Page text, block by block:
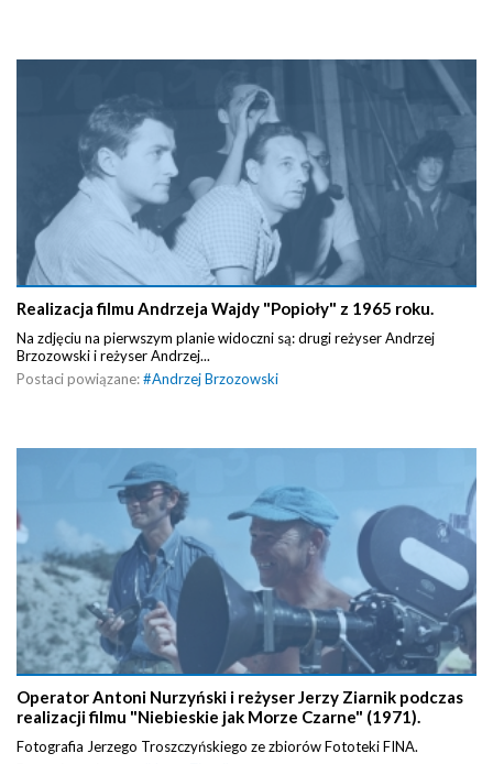
Realizacja filmu Andrzeja Wajdy "Popioły" z 1965 roku.
Na zdjęciu na pierwszym planie widoczni są: drugi reżyser Andrzej
Brzozowski i reżyser Andrzej...
Postaci powiązane:#Andrzej Brzozowski
Operator Antoni Nurzyński i reżyser Jerzy Ziarnik podczas
realizacji filmu "Niebieskie jak Morze Czarne" (1971).
Fotografia Jerzego Troszczyńskiego ze zbiorów Fototeki FINA.